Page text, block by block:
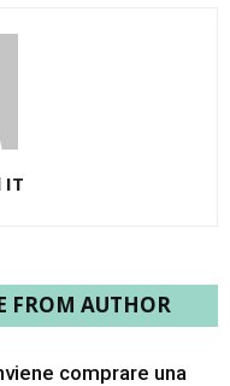
IT
FROM AUTHOR
comprare una